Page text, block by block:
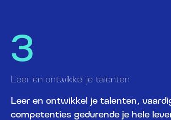
3
Leer en ontwikkel je talenten
Leer en ontwikkel je talenten,
competenties gedurende je hele